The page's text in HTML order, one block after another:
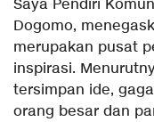
Saya Pendiri
Dogomo,
merupakan pusat
inspirasi.
tersimpan ide,
orang besar dan